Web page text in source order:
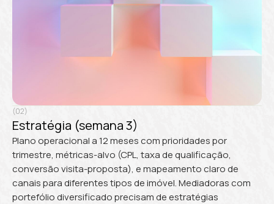
(02)
Estratégia (semana 3)
Plano operacional a 12 meses com prioridades por
trimestre, métricas-alvo (CPL, taxa de qualificação,
conversão visita-proposta), e mapeamento claro de
canais para diferentes tipos de imóvel. Mediadoras com
portefólio diversificado precisam de estratégias